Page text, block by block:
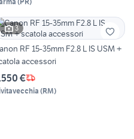
3
RF 15-35mm F2.8 L IS USM +
accessori
€
(RM)